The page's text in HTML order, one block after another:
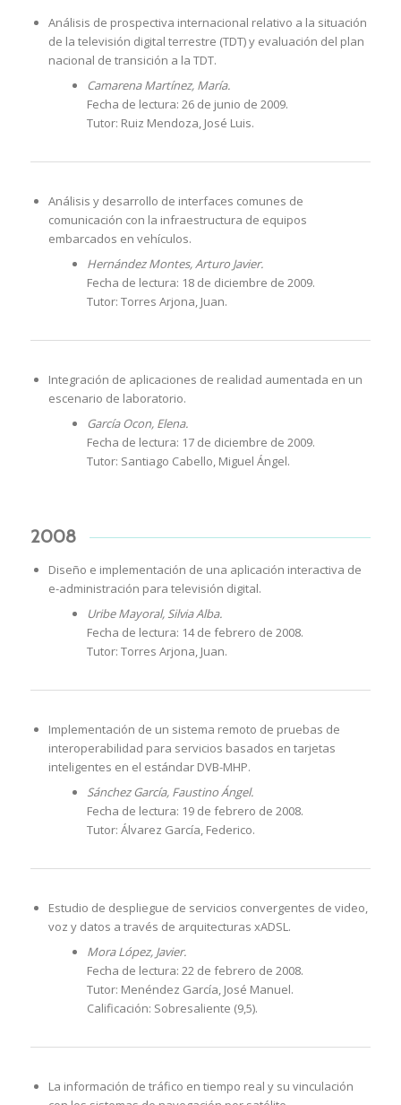
Análisis de prospectiva internacional relativo a la situación
de la televisión digital terrestre (TDT) y evaluación del plan
nacional de transición a la TDT.
Camarena Martínez, María.
Fecha de lectura: 26 de junio de 2009.
Tutor: Ruiz Mendoza, José Luis.
Análisis y desarrollo de interfaces comunes de
comunicación con la infraestructura de equipos
embarcados en vehículos.
Hernández Montes, Arturo Javier.
Fecha de lectura: 18 de diciembre de 2009.
Tutor: Torres Arjona, Juan.
Integración de aplicaciones de realidad aumentada en un
escenario de laboratorio.
García Ocon, Elena.
Fecha de lectura: 17 de diciembre de 2009.
Tutor: Santiago Cabello, Miguel Ángel.
2008
Diseño e implementación de una aplicación interactiva de
e-administración para televisión digital.
Uribe Mayoral, Silvia Alba.
Fecha de lectura: 14 de febrero de 2008.
Tutor: Torres Arjona, Juan.
Implementación de un sistema remoto de pruebas de
interoperabilidad para servicios basados en tarjetas
inteligentes en el estándar DVB-MHP.
Sánchez García, Faustino Ángel.
Fecha de lectura: 19 de febrero de 2008.
Tutor: Álvarez García, Federico.
Estudio de despliegue de servicios convergentes de video,
voz y datos a través de arquitecturas xADSL.
Mora López, Javier.
Fecha de lectura: 22 de febrero de 2008.
Tutor: Menéndez García, José Manuel.
Calificación: Sobresaliente (9,5).
La información de tráfico en tiempo real y su vinculación